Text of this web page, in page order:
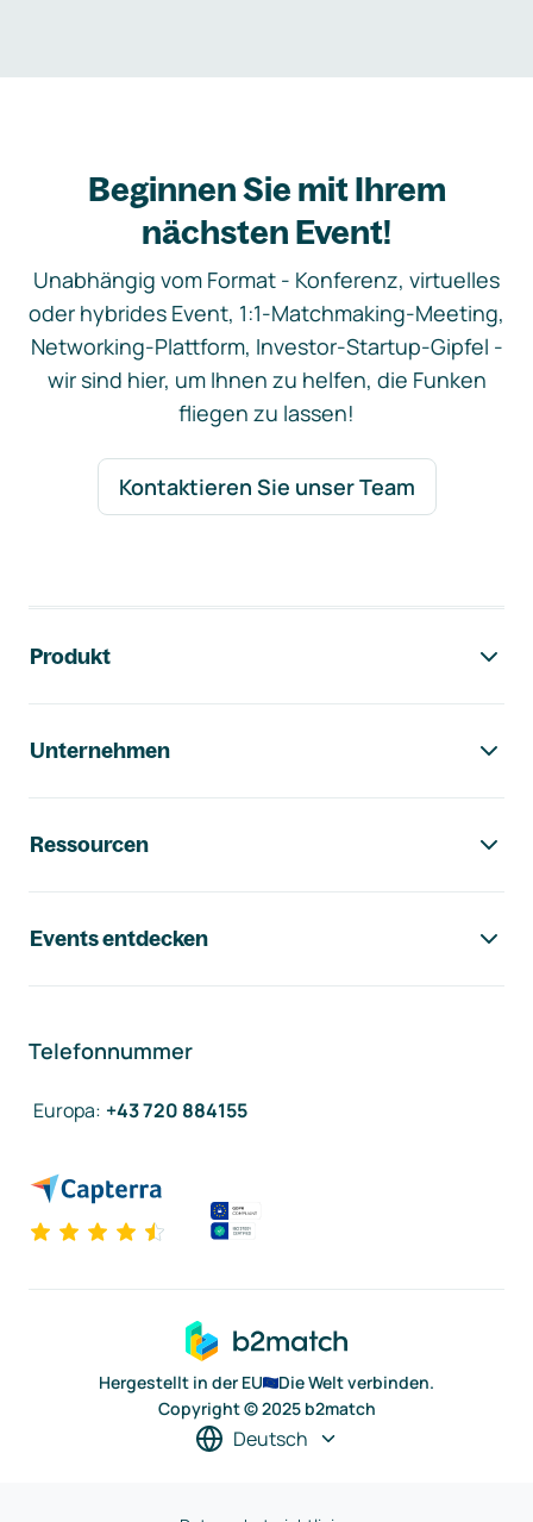
Beginnen Sie mit Ihrem
nächsten Event!
Unabhängig vom Format - Konferenz, virtuelles
oder hybrides Event, 1:1-Matchmaking-Meeting,
Networking-Plattform, Investor-Startup-Gipfel -
wir sind hier, um Ihnen zu helfen, die Funken
fliegen zu lassen!
Kontaktieren Sie unser Team
Produkt
Unternehmen
Ressourcen
Events entdecken
Telefonnummer
Europa: +43 720 884155
Hergestellt in der EU
Die Welt verbinden.
Copyright © 2025 b2match
Deutsch